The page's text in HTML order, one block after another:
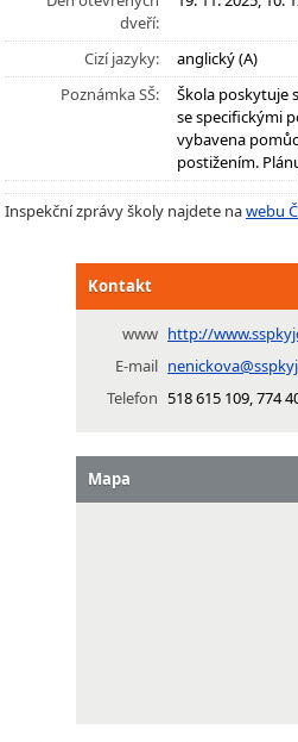
dveří:
Cizí jazyky:
anglický (A)
Poznámka SŠ:
Škola poskytuje
se specifickými
vybavena
postižením.
Inspekční zprávy školy najdete nawebu
Kontakt
www http://
E-mail
Telefon 518 615 109, 774
Mapa